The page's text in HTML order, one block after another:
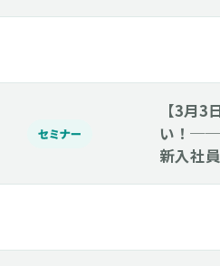
セミナー
【3月
い！──
新入社